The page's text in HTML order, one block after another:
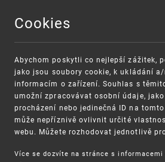
Cookies
Abychom poskytli co nejlepší zážitek,
jako jsou soubory cookie, k ukládání
informacím o zařízení. Souhlas s
umožní zpracovávat osobní údaje,
procházení nebo jedinečná ID na
může nepříznivě ovlivnit určité
webu. Můžete rozhodovat jednotlivě
Více se dozvíte na stránce s informacemi